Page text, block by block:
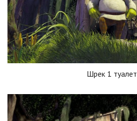
Шрек 1 туалет